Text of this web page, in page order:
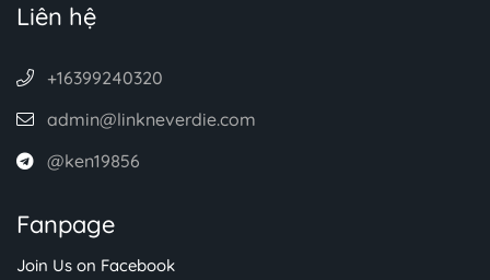
Liên hệ
+16399240320
admin@linkneverdie.com
@ken19856
Fanpage
Join Us on Facebook